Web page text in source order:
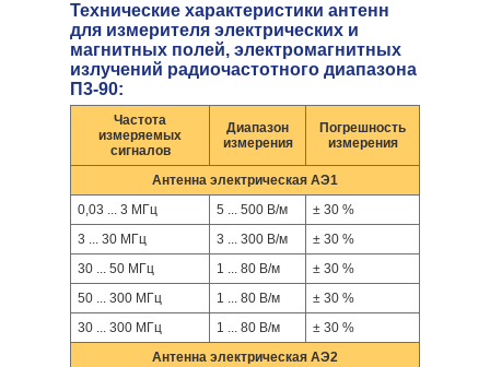
Технические характеристики антенн
для измерителя электрических и
магнитных полей, электромагнитных
излучений радиочастотного диапазона
П3-90:
Частота
измеряемых
сигналов
Диапазон
измерения
Погрешность
измерения
Антенна электрическая АЭ1
0,03 ... 3 МГц
5 ... 500 В/м
± 30 %
3 ... 30 МГц
3 ... 300 В/м
± 30 %
30 ... 50 МГц
1 ... 80 В/м
± 30 %
50 ... 300 МГц
1 ... 80 В/м
± 30 %
30 ... 300 МГц
1 ... 80 В/м
± 30 %
Антенна электрическая АЭ2